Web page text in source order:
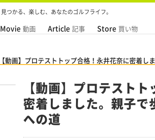
見つかる、楽しむ、あなたのゴルフライフ。
Movie 動画 Article 記事 Store 買い物
【動画】プロテストトップ合格！永井花奈に密着
【動画】プロテスト
密着しました。親子で
への道